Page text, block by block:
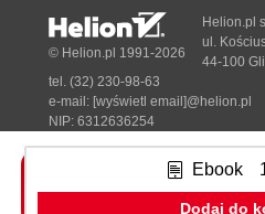
What
What
What Is
Design
4. Using UMLs with
Why Unified
Class Diagrams
Participant
Ebook
Dodaj do
Tonik.pl
© Helion.pl 1991-2026
Helion.pl
ul.
44-100
tel. (32) 230-98-63
e-mail: [wyświetl email]@helion.pl
NIP: 6312636254